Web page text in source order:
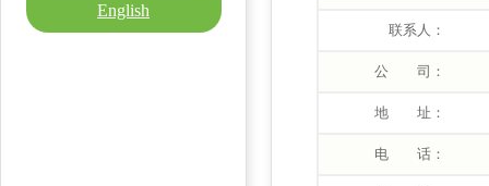
English
联系人：
公 司：
地 址：
电 话：